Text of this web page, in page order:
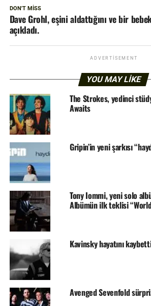
DON'T MISS
Dave Grohl, eşini aldattığını ve bir
açıkladı.
ADVERTISEMENT
YOU MAY LIKE
The Strokes, yedinci
Awaits
Gripin’in yeni şarkısı
Tony Iommi, yeni solo
Albümün ilk teklisi
Kavinsky hayatını
Avenged Sevenfold